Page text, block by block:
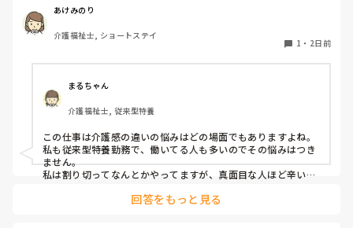
（夜勤者）とか平気でドヤ顔でいます。
夜勤は1人夜勤です。その時はベトナム人と早番の2人体制で
したけども、どちらも急変対応に特化しておらず、この2人
惧してます。夜間はただオムツ交換変えればいい。トイレに
連れて行けばいい？寝るか寝ないか問題だみたい平気で言う
ので人員が少ないため入らせていますが、きちんと見守りの
であれば夜勤も外すが管理者がオッケーを出しているので、
出勤日は誰かがどうにかなっているのではないかと怖すぎて
出勤するのが苦痛になります
あけみのり
介護福祉士, ショートステイ
1 ・ 2日前
まるちゃん
介護福祉士, 従来型特養
この仕事は介護感の違いの悩みはどの場面でもありますよね。
私も従来型特養勤務で、働いてる人も多いのでその悩みはつき
ません。
私は割り切ってなんとかやってますが、真面目な人ほど辛いお
回答をもっと見る